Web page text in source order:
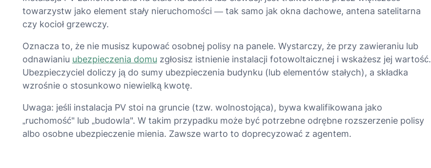
towarzystw jako element stały nieruchomości— tak samo jak okna dachowe, antena satelitarna
czy kocioł grzewczy.
Oznacza to, że nie musisz kupować osobnej polisy na panele. Wystarczy, że przy zawieraniu lub
odnawianiu ubezpieczenia domu zgłosisz istnienie instalacji fotowoltaicznej i wskażesz jej wartość.
Ubezpieczyciel doliczy ją do sumy ubezpieczenia budynku (lub elementów stałych), a składka
wzrośnie o stosunkowo niewielką kwotę.
Uwaga: jeśli instalacja PV stoi na gruncie (tzw. wolnostojąca), bywa kwalifikowana jako
„ruchomość" lub „budowla". W takim przypadku może być potrzebne odrębne rozszerzenie polisy
albo osobne ubezpieczenie mienia. Zawsze warto to doprecyzować z agentem.